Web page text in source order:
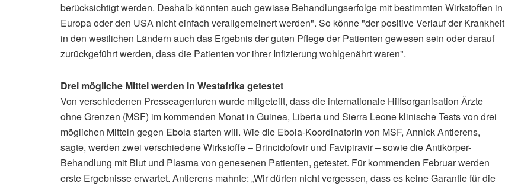
berücksichtigt werden. Deshalb könnten auch gewisse Behandlungserfolge mit bestimmten Wirkstoffen in
Europa oder den USA nicht einfach verallgemeinert werden". So könne "der positive Verlauf der Krankheit
in den westlichen Ländern auch das Ergebnis der guten Pflege der Patienten gewesen sein oder darauf
zurückgeführt werden, dass die Patienten vor ihrer Infizierung wohlgenährt waren".
Drei mögliche Mittel werden in Westafrika getestet
Von verschiedenen Presseagenturen wurde mitgeteilt, dass die internationale Hilfsorganisation Ärzte
ohne Grenzen (MSF) im kommenden Monat in Guinea, Liberia und Sierra Leone klinische Tests von drei
möglichen Mitteln gegen Ebola starten will. Wie die Ebola-Koordinatorin von MSF, Annick Antierens,
sagte, werden zwei verschiedene Wirkstoffe – Brincidofovir und Favipiravir – sowie die Antikörper-
Behandlung mit Blut und Plasma von genesenen Patienten, getestet. Für kommenden Februar werden
erste Ergebnisse erwartet. Antierens mahnte: „Wir dürfen nicht vergessen, dass es keine Garantie für die